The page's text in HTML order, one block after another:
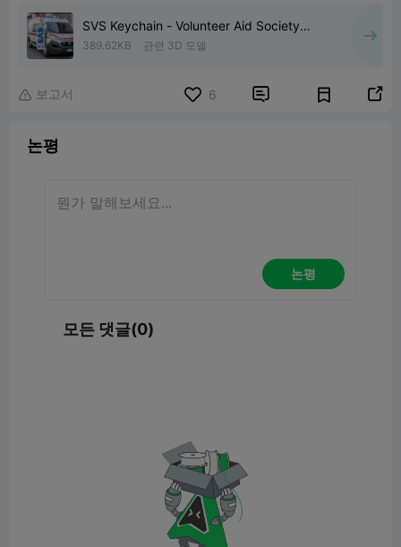
SVS Keychain - Volunteer Aid Society
(Ambulance Volunteer)
389.62KB 관련 3D 모델
 보고서 6  
논평
논평
모든 댓글(0)